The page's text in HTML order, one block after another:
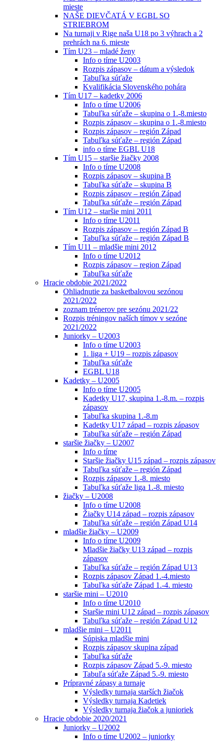
mieste
NAŠE DIEVČATÁ V EGBL SO
STRIEBROM
Na turnaji v Rige naša U18 po 3 výhrach a 2
prehrách na 6. mieste
Tím U23 – mladé ženy
Info o tíme U2003
Rozpis zápasov – dátum a výsledok
Tabuľka súťaže
Kvalifikácia Slovenského pohára
Tím U17 – kadetky 2006
Info o tíme U2006
Tabuľka súťaže – skupina o 1.-8.miesto
Rozpis zápasov – skupina o 1.-8.miesto
Rozpis zápasov – región Západ
Tabuľka súťaže – región Západ
info o tíme EGBL U18
Tím U15 – staršie žiačky 2008
Info o tíme U2008
Rozpis zápasov – skupina B
Tabuľka súťaže – skupina B
Rozpis zápasov – región Západ
Tabuľka súťaže – región Západ
Tím U12 – staršie mini 2011
Info o tíme U2011
Rozpis zápasov – región Západ B
Tabuľka súťaže – región Západ B
Tím U11 – mladšie mini 2012
Info o tíme U2012
Rozpis zápasov – region Západ
Tabuľka súťaže
Hracie obdobie 2021/2022
Ohliadnutie za basketbalovou sezónou
2021/2022
zoznam trénerov pre sezónu 2021/22
Rozpis tréningov naších tímov v sezóne
2021/2022
Juniorky – U2003
Info o tíme U2003
1. liga + U19 – rozpis zápasov
Tabuľka súťaže
EGBL U18
Kadetky – U2005
Info o tíme U2005
Kadetky U17, skupina 1.-8.m. – rozpis
zápasov
Tabuľka skupina 1.-8.m
Kadetky U17 západ – rozpis zápasov
Tabuľka súťaže – región Západ
staršie žiačky – U2007
Info o tíme
Staršie žiačky U15 západ – rozpis zápasov
Tabuľka súťaže – región Západ
Rozpis zápasov 1.-8. miesto
Tabuľka súťaže liga 1.-8. miesto
žiačky – U2008
Info o tíme U2008
Žiačky U14 západ – rozpis zápasov
Tabuľka súťaže – región Západ U14
mladšie žiačky – U2009
Info o tíme U2009
Mladšie žiačky U13 západ – rozpis
zápasov
Tabuľka súťaže – región Západ U13
Rozpis zápasov Západ 1.-4.miesto
Tabuľka súťaže Západ 1.-4. miesto
staršie mini – U2010
Info o tíme U2010
Staršie mini U12 západ – rozpis zápasov
Tabuľka súťaže – región Západ U12
mladšie mini – U2011
Súpiska mladšie mini
Rozpis zápasov skupina západ
Tabuľka súťaže
Rozpis zápasov Západ 5.-9. miesto
Tabuľa súťaže Západ 5.-9. miesto
Prípravné zápasy a turnaje
Výsledky turnaja starších žiačok
Výsledky turnaja Kadetiek
Výsledky turnaja žiačok a junioriek
Hracie obdobie 2020/2021
Juniorky – U2002
Info o tíme U2002 – juniorky